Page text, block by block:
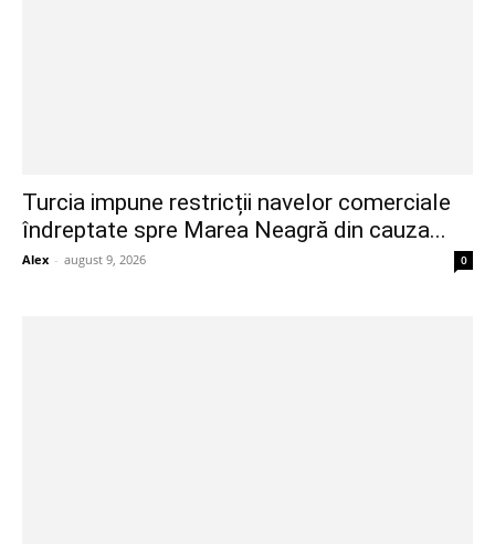
Turcia impune restricții navelor comerciale
îndreptate spre Marea Neagră din cauza...
Alex - august 9, 2026 0